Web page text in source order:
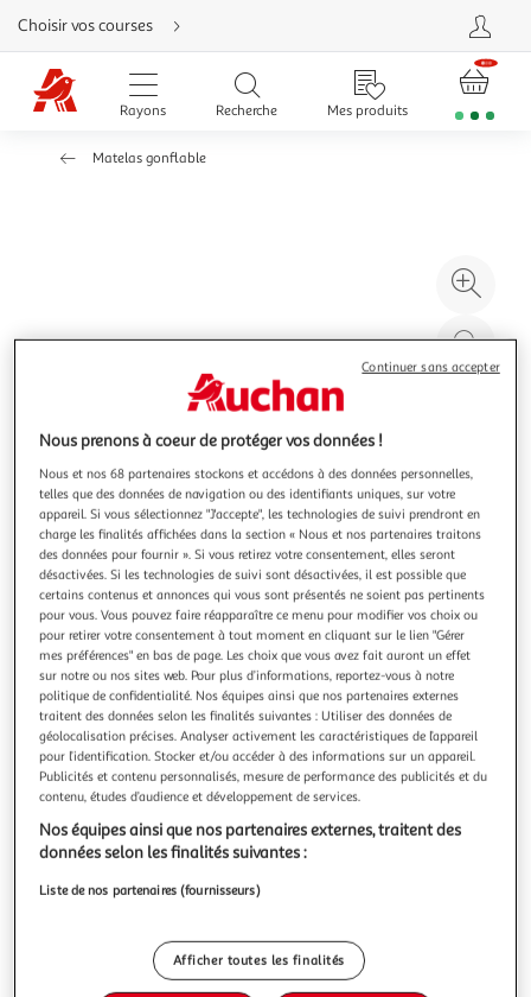
Aller
directement
au
contenu
Aller
directement
Aller
Choisir vos courses
Rayons Recherche Mes produits
Matelas gonflable
à
Meilleure venteVoir conditions
INTEX
Matelas gonflable camping 2 personnes
Vendu par Auchan
Choisir un magasin
Retrait 1h en magasin
Paiement en ligne ·Service offert
Nous prenons à coeur de protéger vos données !
Nous et nos 68 partenaires stockons et accédons à des données personnelles,
telles que des données de navigation ou des identifiants uniques, sur votre
appareil. Si vous sélectionnez "J'accepte", les technologies de suivi prendront en
charge les finalités affichées dans la section « Nous et nos partenaires traitons
des données pour fournir ». Si vous retirez votre consentement, elles seront
désactivées. Si les technologies de suivi sont désactivées, il est possible que
certains contenus et annonces qui vous sont présentés ne soient pas pertinents
pour vous. Vous pouvez faire réapparaître ce menu pour modifier vos choix ou
pour retirer votre consentement à tout moment en cliquant sur le lien "Gérer
mes préférences" en bas de page. Les choix que vous avez fait auront un effet
sur notre ou nos sites web. Pour plus d’informations, reportez-vous à notre
politique de confidentialité. Nos équipes ainsi que nos partenaires externes
traitent des données selon les finalités suivantes : Utiliser des données de
géolocalisation précises. Analyser activement les caractéristiques de l’appareil
pour l’identification. Stocker et/ou accéder à des informations sur un appareil.
Publicités et contenu personnalisés, mesure de performance des publicités et du
contenu, études d’audience et développement de services.
Nos équipes ainsi que nos partenaires externes, traitent des
données selon les finalités suivantes :
Liste de nos partenaires (fournisseurs)
Afficher toutes les finalités
Continuer sans accepter